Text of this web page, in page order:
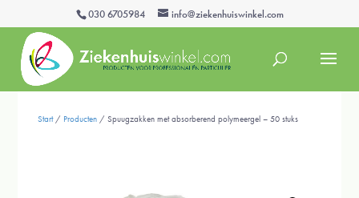
030 6705984 info@ziekenhuiswinkel.com
Start/ Producten / Spuugzakken met absorberend polymeergel – 50 stuks